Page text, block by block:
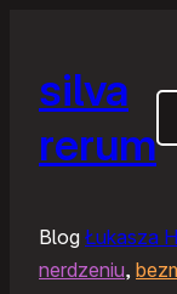
silva
rerum
Blog Łukasza
nerdzeniu,